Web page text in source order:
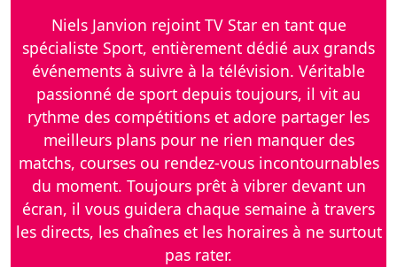
Niels Janvion rejoint TV Star en tant que
spécialiste Sport, entièrement dédié aux grands
événements à suivre à la télévision. Véritable
passionné de sport depuis toujours, il vit au
rythme des compétitions et adore partager les
meilleurs plans pour ne rien manquer des
matchs, courses ou rendez-vous incontournables
du moment. Toujours prêt à vibrer devant un
écran, il vous guidera chaque semaine à travers
les directs, les chaînes et les horaires à ne surtout
pas rater.